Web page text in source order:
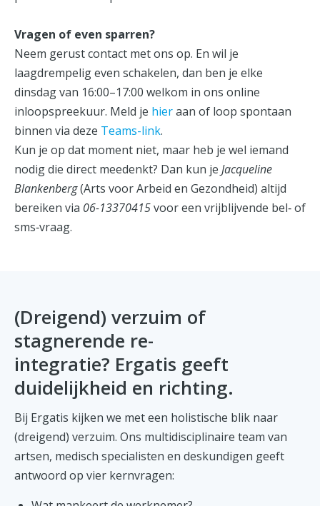
Vragen of even sparren?
Neem gerust contact met ons op. En wil je
laagdrempelig even schakelen, dan ben je elke
dinsdag van 16:00–17:00 welkom in ons online
inloopspreekuur. Meld je hieraan of loop spontaan
binnen via deze Teams-link.
Kun je op dat moment niet, maar heb je wel iemand
nodig die direct meedenkt? Dan kun je Jacqueline
Blankenberg(Arts voor Arbeid en Gezondheid) altijd
bereiken via 06-13370415voor een vrijblijvende bel‑ of
sms‑vraag.
(Dreigend) verzuim of
stagnerende re-
integratie? Ergatis geeft
duidelijkheid en richting.
Bij Ergatis kijken we met een holistische blik naar
(dreigend) verzuim. Ons multidisciplinaire team van
artsen, medisch specialisten en deskundigen geeft
antwoord op vier kernvragen: